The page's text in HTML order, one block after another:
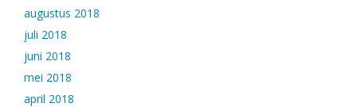
augustus 2018
juli 2018
juni 2018
mei 2018
april 2018